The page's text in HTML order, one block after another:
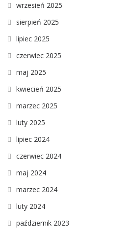
wrzesień 2025
sierpień 2025
lipiec 2025
czerwiec 2025
maj 2025
kwiecień 2025
marzec 2025
luty 2025
lipiec 2024
czerwiec 2024
maj 2024
marzec 2024
luty 2024
październik 2023